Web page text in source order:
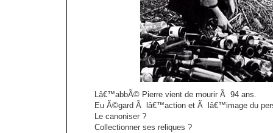
Lâ€™abbÃ© Pierre vient de mourir Ã 94 ans.
Eu Ã©gard Ã lâ€™action et Ã lâ€™image du
Le canoniser ?
Collectionner ses reliques ?